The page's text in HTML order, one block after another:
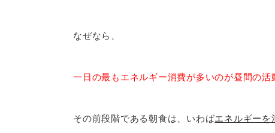
なぜなら、
一日の最もエネルギー消費が多いのが昼間の活
その前段階である朝食は、いわばエネルギーを